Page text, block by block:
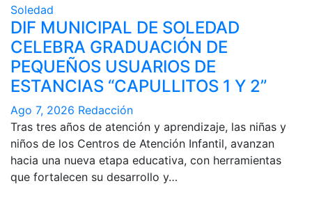
Soledad
DIF MUNICIPAL DE SOLEDAD
CELEBRA GRADUACIÓN DE
PEQUEÑOS USUARIOS DE
ESTANCIAS “CAPULLITOS 1 Y 2”
Ago 7, 2026 Redacción
Tras tres años de atención y aprendizaje, las niñas y
niños de los Centros de Atención Infantil, avanzan
hacia una nueva etapa educativa, con herramientas
que fortalecen su desarrollo y…